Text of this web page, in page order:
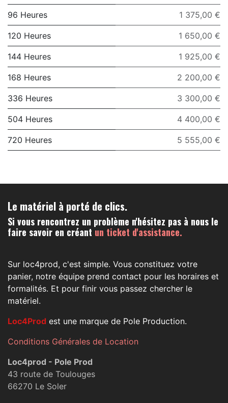
96 Heures 1 375,00 €
120 Heures 1 650,00 €
144 Heures 1 925,00 €
168 Heures 2 200,00 €
336 Heures 3 300,00 €
504 Heures 4 400,00 €
720 Heures 5 555,00 €
Le matériel à porté de clics.
Si vous rencontrez un problème n'hésitez pas à nous le
faire savoir en créant un ticket d'assistance.
Sur loc4prod, c'est simple. Vous constituez votre
panier, notre équipe prend contact pour les horaires et
formalités. Et pour finir vous passez chercher le
matériel.
Loc4Prod est une marque de Pole Production.
Conditions Générales de Location
Loc4prod - Pole Prod
43 route de Toulouges
66270 Le Soler